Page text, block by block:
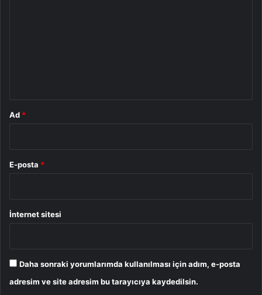
Ad *
E-posta *
İnternet sitesi
Daha sonraki yorumlarımda kullanılması için adım, e-posta
adresim ve site adresim bu tarayıcıya kaydedilsin.